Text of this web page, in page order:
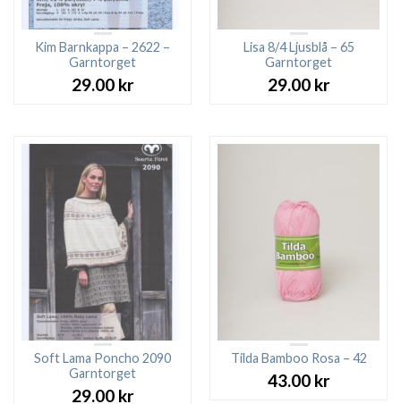
Kim Barnkappa – 2622 –
Garntorget
29.00 kr
Lisa 8/4 Ljusblå – 65
Garntorget
29.00 kr
Soft Lama Poncho 2090
Garntorget
29.00 kr
Tilda Bamboo Rosa – 42
43.00 kr